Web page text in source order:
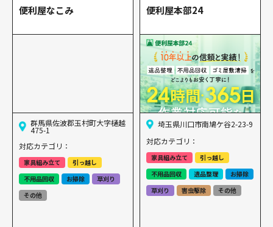
便利屋なこみ
群馬県佐波郡玉村町大字樋越
475-1
対応カテゴリ：
家具組み立て
引っ越し
不用品回収
お掃除
草刈り
その他
便利屋本部24
埼玉県川口市南鳩ケ谷2-23-9
対応カテゴリ：
家具組み立て
引っ越し
不用品回収
遺品整理
お掃除
草刈り
害虫駆除 その他